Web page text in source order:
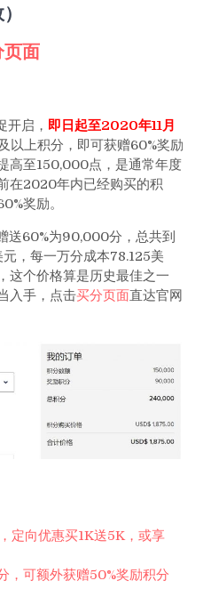
赠
60%
奖
励
（11/25
前
有
效）
页面
开启， 即日起至2020年11月
以上积分，即可获赠60%奖励
高至150,000点，是通常年度
在2020年内已经购买的积
奖励。
送60%为90,000分，总共到
，每一万分成本78.125美
这个价格算是历史最佳之一
入手，点击买分页面直达官网
定向优惠买1K送5K，或享
，可额外获赠50%奖励积分